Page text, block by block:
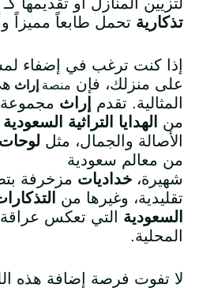
تذكارية تحمل طابعاً مميزاً
إذا كنت ترغب في إضفاء
على منزلك، فإن منصة إراث
المثالية. تقدم إراث
من
الهدايا التراثية السعودية
الأصالة والجمال، مثل
من معالم سعودية
شهيرة، خداديات مزخرفة
تقليدية، وغيرها من
السعودية التي تعكس عراقة
المحلية.
لا تفوت فرصة إضافة هذه